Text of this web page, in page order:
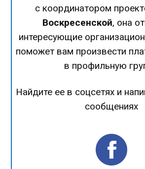
с координатором
Воскресенской, она
интересующие
поможет вам произвести
в профильную
Найдите ее в соцсетях и
сообщениях